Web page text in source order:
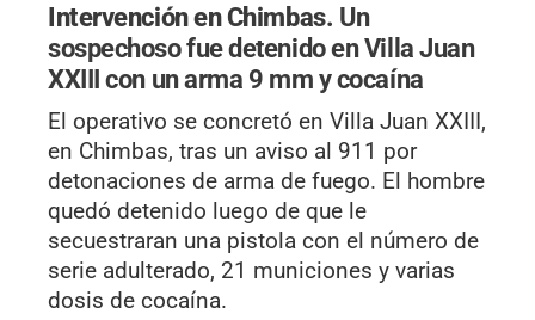
Intervención en Chimbas. Un
sospechoso fue detenido en Villa Juan
XXIII con un arma 9 mm y cocaína
El operativo se concretó en Villa Juan XXIII,
en Chimbas, tras un aviso al 911 por
detonaciones de arma de fuego. El hombre
quedó detenido luego de que le
secuestraran una pistola con el número de
serie adulterado, 21 municiones y varias
dosis de cocaína.